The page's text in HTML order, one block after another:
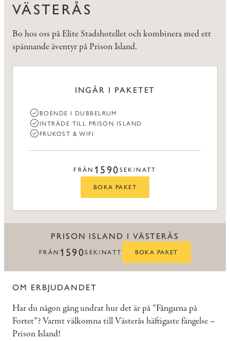
VÄSTERÅS
Bo hos oss på Elite Stadshotellet och kombinera med ett
spännande äventyr på Prison Island.
INGÅR I PAKETET
BOENDE I DUBBELRUM
INTRÄDE TILL PRISON ISLAND
FRUKOST & WIFI
FRÅN 1590 SEK/NATT
BOKA PAKET
PRISON ISLAND I VÄSTERÅS
FRÅN 1590SEK/NATT BOKA PAKET
OM ERBJUDANDET
Har du någon gång undrat hur det är på ”Fångarna på
Fortet”? Varmt välkomna till Västerås häftigaste fängelse –
Prison Island!